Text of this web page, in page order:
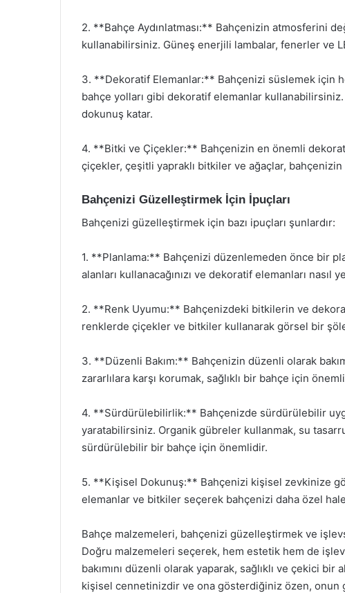
2. **Bahçe Aydınlatması:** Bahçenizin atmosferini
kullanabilirsiniz. Güneş enerjili lambalar, fenerler ve
3. **Dekoratif Elemanlar:** Bahçenizi süslemek için
bahçe yolları gibi dekoratif elemanlar
dokunuş katar.
4. **Bitki ve Çiçekler:** Bahçenizin en önemli
çiçekler, çeşitli yapraklı bitkiler ve ağaçlar,
Bahçenizi Güzelleştirmek İçin İpuçları
Bahçenizi güzelleştirmek için bazı ipuçları şunlardır:
1. **Planlama:** Bahçenizi düzenlemeden önce bir
alanları kullanacağınızı ve dekoratif elemanları
2. **Renk Uyumu:** Bahçenizdeki bitkilerin ve
renklerde çiçekler ve bitkiler kullanarak görsel bir
3. **Düzenli Bakım:** Bahçenizin düzenli olarak
zararlılara karşı korumak, sağlıklı bir bahçe için
4. **Sürdürülebilirlik:** Bahçenizde sürdürülebilir
yaratabilirsiniz. Organik gübreler kullanmak, su
sürdürülebilir bir bahçe için önemlidir.
5. **Kişisel Dokunuş:** Bahçenizi kişisel zevkinize
elemanlar ve bitkiler seçerek bahçenizi daha özel
Bahçe malzemeleri, bahçenizi güzelleştirmek ve
Doğru malzemeleri seçerek, hem estetik hem de
bakımını düzenli olarak yaparak, sağlıklı ve çekici
kişisel cennetinizdir ve ona gösterdiğiniz özen, onun